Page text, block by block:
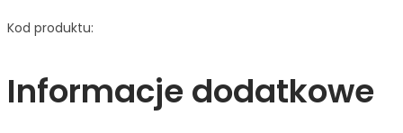
Kod produktu:
Informacje dodatkowe